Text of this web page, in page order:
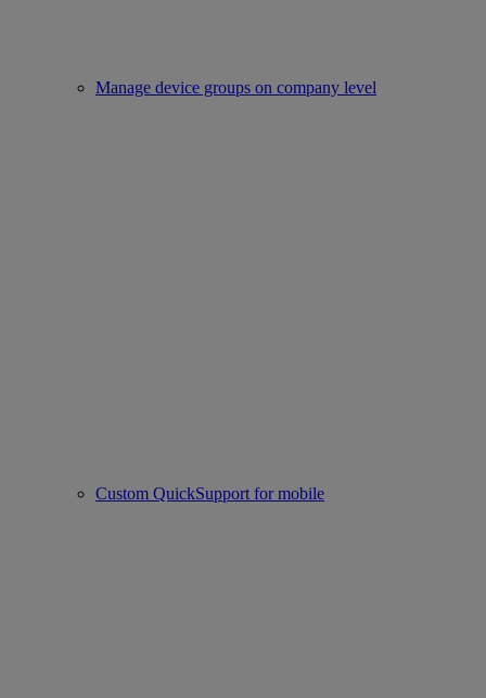
Manage device groups on company level
Custom QuickSupport for mobile